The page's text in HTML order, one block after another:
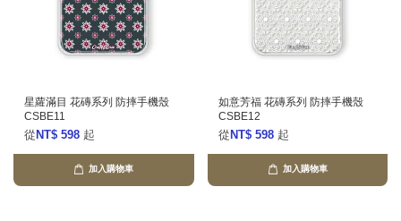
星蘿滿目 花磚系列 防摔手機殼
CSBE11
從 NT$ 598 起
加入購物車
如意芳福 花磚系列 防摔手機殼
CSBE12
從 NT$ 598 起
加入購物車